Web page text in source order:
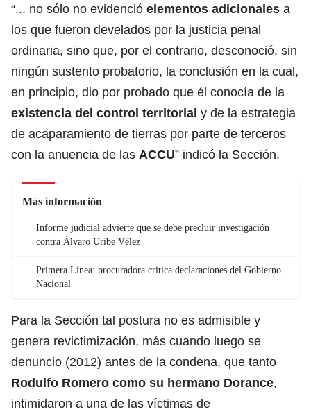
“... no sólo no evidenció elementos adicionales a
los que fueron develados por la justicia penal
ordinaria, sino que, por el contrario, desconoció, sin
ningún sustento probatorio, la conclusión en la cual,
en principio, dio por probado que él conocía de la
existencia del control territorial y de la estrategia
de acaparamiento de tierras por parte de terceros
con la anuencia de las ACCU” indicó la Sección.
Más información
Informe judicial advierte que se debe precluir investigación
contra Álvaro Uribe Vélez
Primera Línea: procuradora critica declaraciones del Gobierno
Nacional
Para la Sección tal postura no es admisible y
genera revictimización, más cuando luego se
denuncio (2012) antes de la condena, que tanto
Rodulfo Romero como su hermano Dorance,
intimidaron a una de las víctimas de